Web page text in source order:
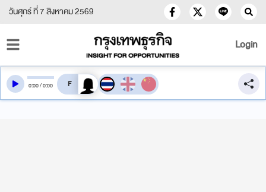
วันศุกร์ ที่ 7 สิงหาคม 2569
Login
0:00/0:00 สลับเสียงอ่าน